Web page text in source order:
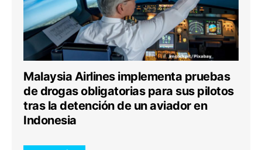
Malaysia Airlines implementa pruebas
de drogas obligatorias para sus pilotos
tras la detención de un aviador en
Indonesia